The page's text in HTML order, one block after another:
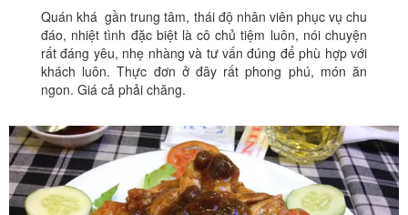
Quán khá gần trung tâm, thái độ nhân viên phục vụ chu
đáo, nhiệt tình đặc biệt là cô chủ tiệm luôn, nói chuyện
rất đáng yêu, nhẹ nhàng và tư vấn đúng để phù hợp với
khách luôn. Thực đơn ở đây rất phong phú, món ăn
ngon. Giá cả phải chăng.